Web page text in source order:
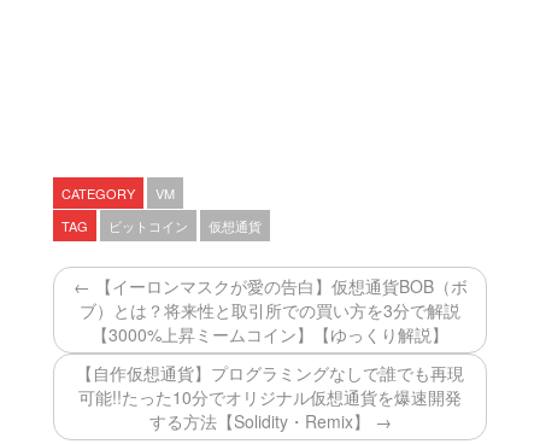
CATEGORY
VM
TAG
ビットコイン 仮想通貨
← 【イーロンマスクが愛の告白】仮想通貨BOB（ボ
ブ）とは？将来性と取引所での買い方を3分で解説
【3000%上昇ミームコイン】【ゆっくり解説】
【自作仮想通貨】プログラミングなしで誰でも再現
可能!!たった10分でオリジナル仮想通貨を爆速開発
する方法【Solidity・Remix】 →